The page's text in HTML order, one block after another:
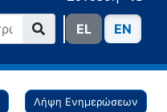
ΕL ΕN
Λήψη Ενημερώσεων